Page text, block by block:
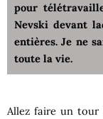
pour
Nevski devant
entières. Je ne
toute la vie.
Allez faire un tour